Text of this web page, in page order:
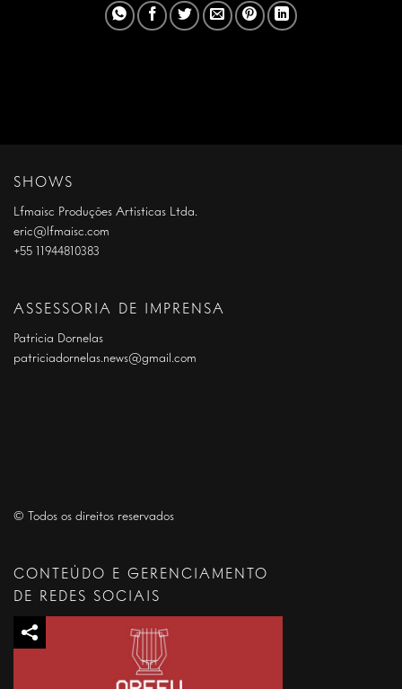
SHOWS
Lfmaisc Produções Artísticas Ltda.
eric@lfmaisc.com
+55 11944810383
ASSESSORIA DE IMPRENSA
Patrícia Dornelas
patriciadornelas.news@gmail.com
© Todos os direitos reservados
CONTEÚDO E GERENCIAMENTO
DE REDES SOCIAIS